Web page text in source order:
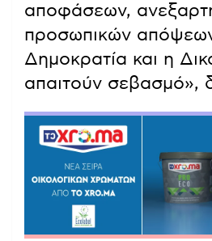
αποφάσεων,
προσωπικών
Δημοκρατία και η
απαιτούν σεβασμό»,